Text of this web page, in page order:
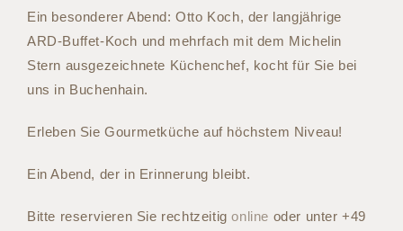
Ein besonderer Abend: Otto Koch, der langjährige
ARD-Buffet-Koch und mehrfach mit dem Michelin
Stern ausgezeichnete Küchenchef, kocht für Sie bei
uns in Buchenhain.
Erleben Sie Gourmetküche auf höchstem Niveau!
Ein Abend, der in Erinnerung bleibt.
Bitte reservieren Sie rechtzeitigonline oder unter +49